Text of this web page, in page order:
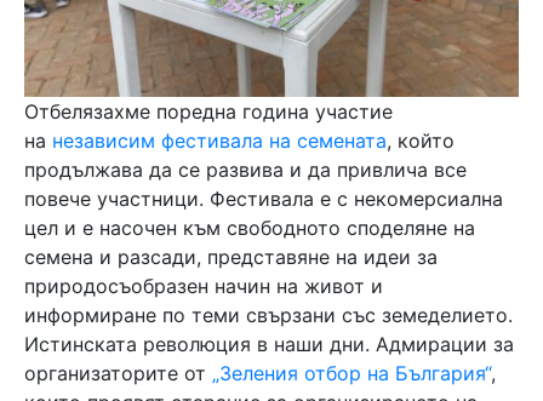
Отбелязахме поредна година участие
на независим фестивала на семената, който
продължава да се развива и да привлича все
повече участници. Фестивала е с некомерсиална
цел и е насочен към свободното споделяне на
семена и разсади, представяне на идеи за
природосъобразен начин на живот и
информиране по теми свързани със земеделието.
Истинската революция в наши дни. Адмирации за
организаторите от „Зеления отбор на България“,